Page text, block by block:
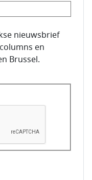
nieuwsbrief
en
Brussel.
dat u een mens